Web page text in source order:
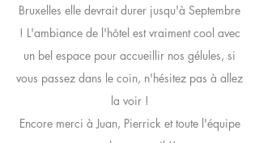
Bruxelles elle devrait durer jusqu'à Septembre
! L'ambiance de l'hôtel est vraiment cool avec
un bel espace pour accueillir nos gélules, si
vous passez dans le coin, n'hésitez pas à allez
la voir !
Encore merci à Juan, Pierrick et toute l'équipe